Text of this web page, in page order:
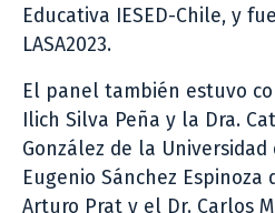
Educativa IESED-Chile, y
LASA2023.
El panel también estuvo
Ilich Silva Peña y la Dra.
González de la Universidad
Eugenio Sánchez Espinoza
Arturo Prat y el Dr. Carlos